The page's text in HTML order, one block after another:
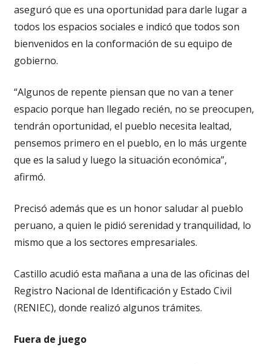
aseguró que es una oportunidad para darle lugar a
todos los espacios sociales e indicó que todos son
bienvenidos en la conformación de su equipo de
gobierno.
“Algunos de repente piensan que no van a tener
espacio porque han llegado recién, no se preocupen,
tendrán oportunidad, el pueblo necesita lealtad,
pensemos primero en el pueblo, en lo más urgente
que es la salud y luego la situación económica”,
afirmó.
Precisó además que es un honor saludar al pueblo
peruano, a quien le pidió serenidad y tranquilidad, lo
mismo que a los sectores empresariales.
Castillo acudió esta mañana a una de las oficinas del
Registro Nacional de Identificación y Estado Civil
(RENIEC), donde realizó algunos trámites.
Fuera de juego